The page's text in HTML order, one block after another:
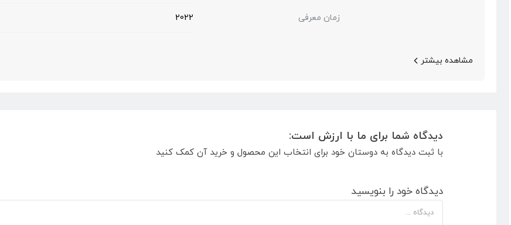
زمان معرفی 2022
مشاهده بیشتر
دیدگاه شما برای ما با ارزش است:
با ثبت دیدگاه به دوستان خود برای انتخاب این محصول و خرید آن کمک کنید
دیدگاه خود را بنویسید
دیدگاه